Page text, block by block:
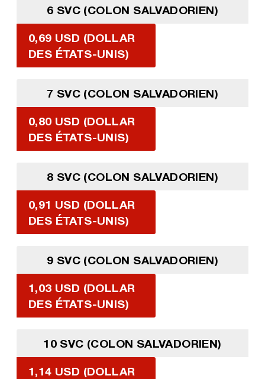
6 SVC (COLON SALVADORIEN)
0,69 USD (DOLLAR
DES ÉTATS-UNIS)
7 SVC (COLON SALVADORIEN)
0,80 USD (DOLLAR
DES ÉTATS-UNIS)
8 SVC (COLON SALVADORIEN)
0,91 USD (DOLLAR
DES ÉTATS-UNIS)
9 SVC (COLON SALVADORIEN)
1,03 USD (DOLLAR
DES ÉTATS-UNIS)
10 SVC (COLON SALVADORIEN)
1,14 USD (DOLLAR